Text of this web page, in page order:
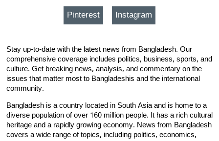
Pinterest Instagram
Stay up-to-date with the latest news from Bangladesh. Our
comprehensive coverage includes politics, business, sports, and
culture. Get breaking news, analysis, and commentary on the
issues that matter most to Bangladeshis and the international
community.
Bangladesh is a country located in South Asia and is home to a
diverse population of over 160 million people. It has a rich cultural
heritage and a rapidly growing economy. News from Bangladesh
covers a wide range of topics, including politics, economics,